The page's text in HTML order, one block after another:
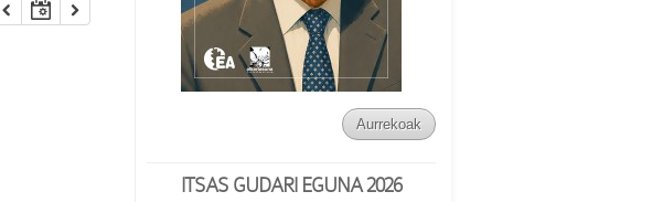
Aurrekoak
ITSAS GUDARI EGUNA 2026